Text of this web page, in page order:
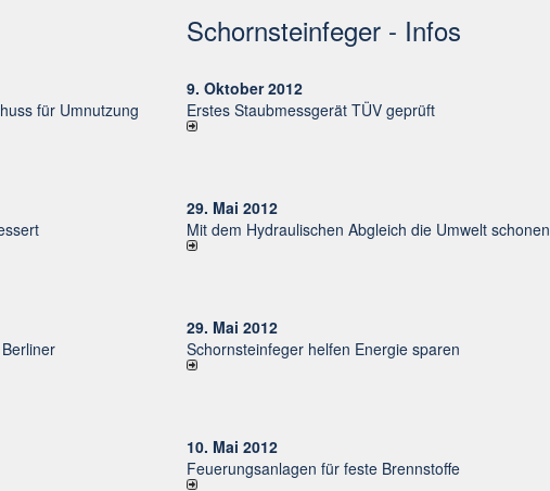
für Um­nut­zung
Schornsteinfeger - Infos
9. Oktober 2012
Erstes Staubmessgerät TÜV geprüft
29. Mai 2012
Mit dem Hydraulischen Abgleich die Umwelt schonen
29. Mai 2012
Schornsteinfeger helfen Energie sparen
10. Mai 2012
Feuerungsanlagen für feste Brennstoffe